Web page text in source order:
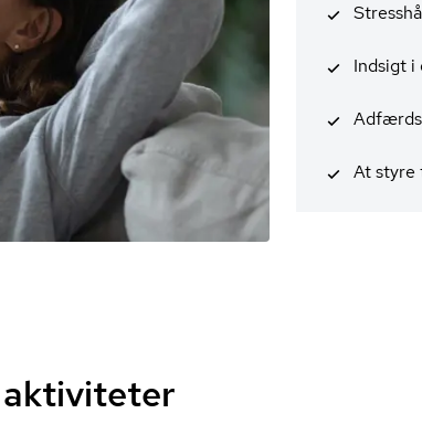
Indsigt i
At styre
aktiviteter